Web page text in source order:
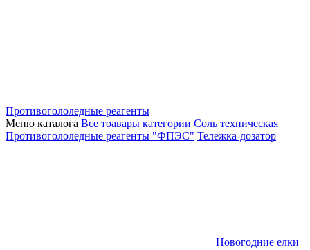
Противогололедные реагенты
Меню каталога Все тоавары категории Соль техническая
Противогололедные реагенты "ФПЭС" Тележка-дозатор
Новогодние елки